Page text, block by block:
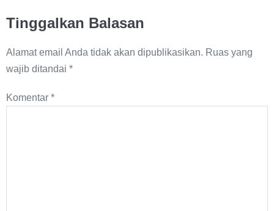
Tinggalkan Balasan
Alamat email Anda tidak akan dipublikasikan. Ruas yang
wajib ditandai *
Komentar *